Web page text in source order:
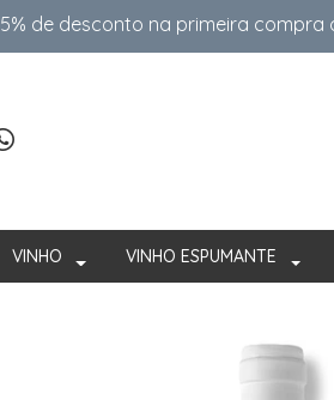
5% de desconto na primeira compra
VINHO VINHO ESPUMANTE